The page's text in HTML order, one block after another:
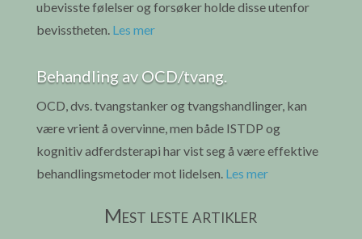
ubevisste følelser og forsøker holde disse utenfor
bevisstheten. Les mer
Behandling av OCD/tvang.
OCD, dvs. tvangstanker og tvangshandlinger, kan
være vrient å overvinne, men både ISTDP og
kognitiv adferdsterapi har vist seg å være effektive
behandlingsmetoder mot lidelsen. Les mer
Mest leste artikler